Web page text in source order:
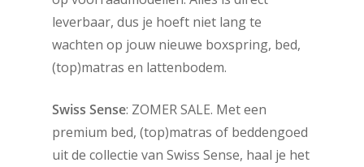
leverbaar, dus je hoeft niet lang te
wachten op jouw nieuwe boxspring, bed,
(top)matras en lattenbodem.
Swiss Sense: ZOMER SALE. Met een
premium bed, (top)matras of beddengoed
uit de collectie van Swiss Sense, haal je het